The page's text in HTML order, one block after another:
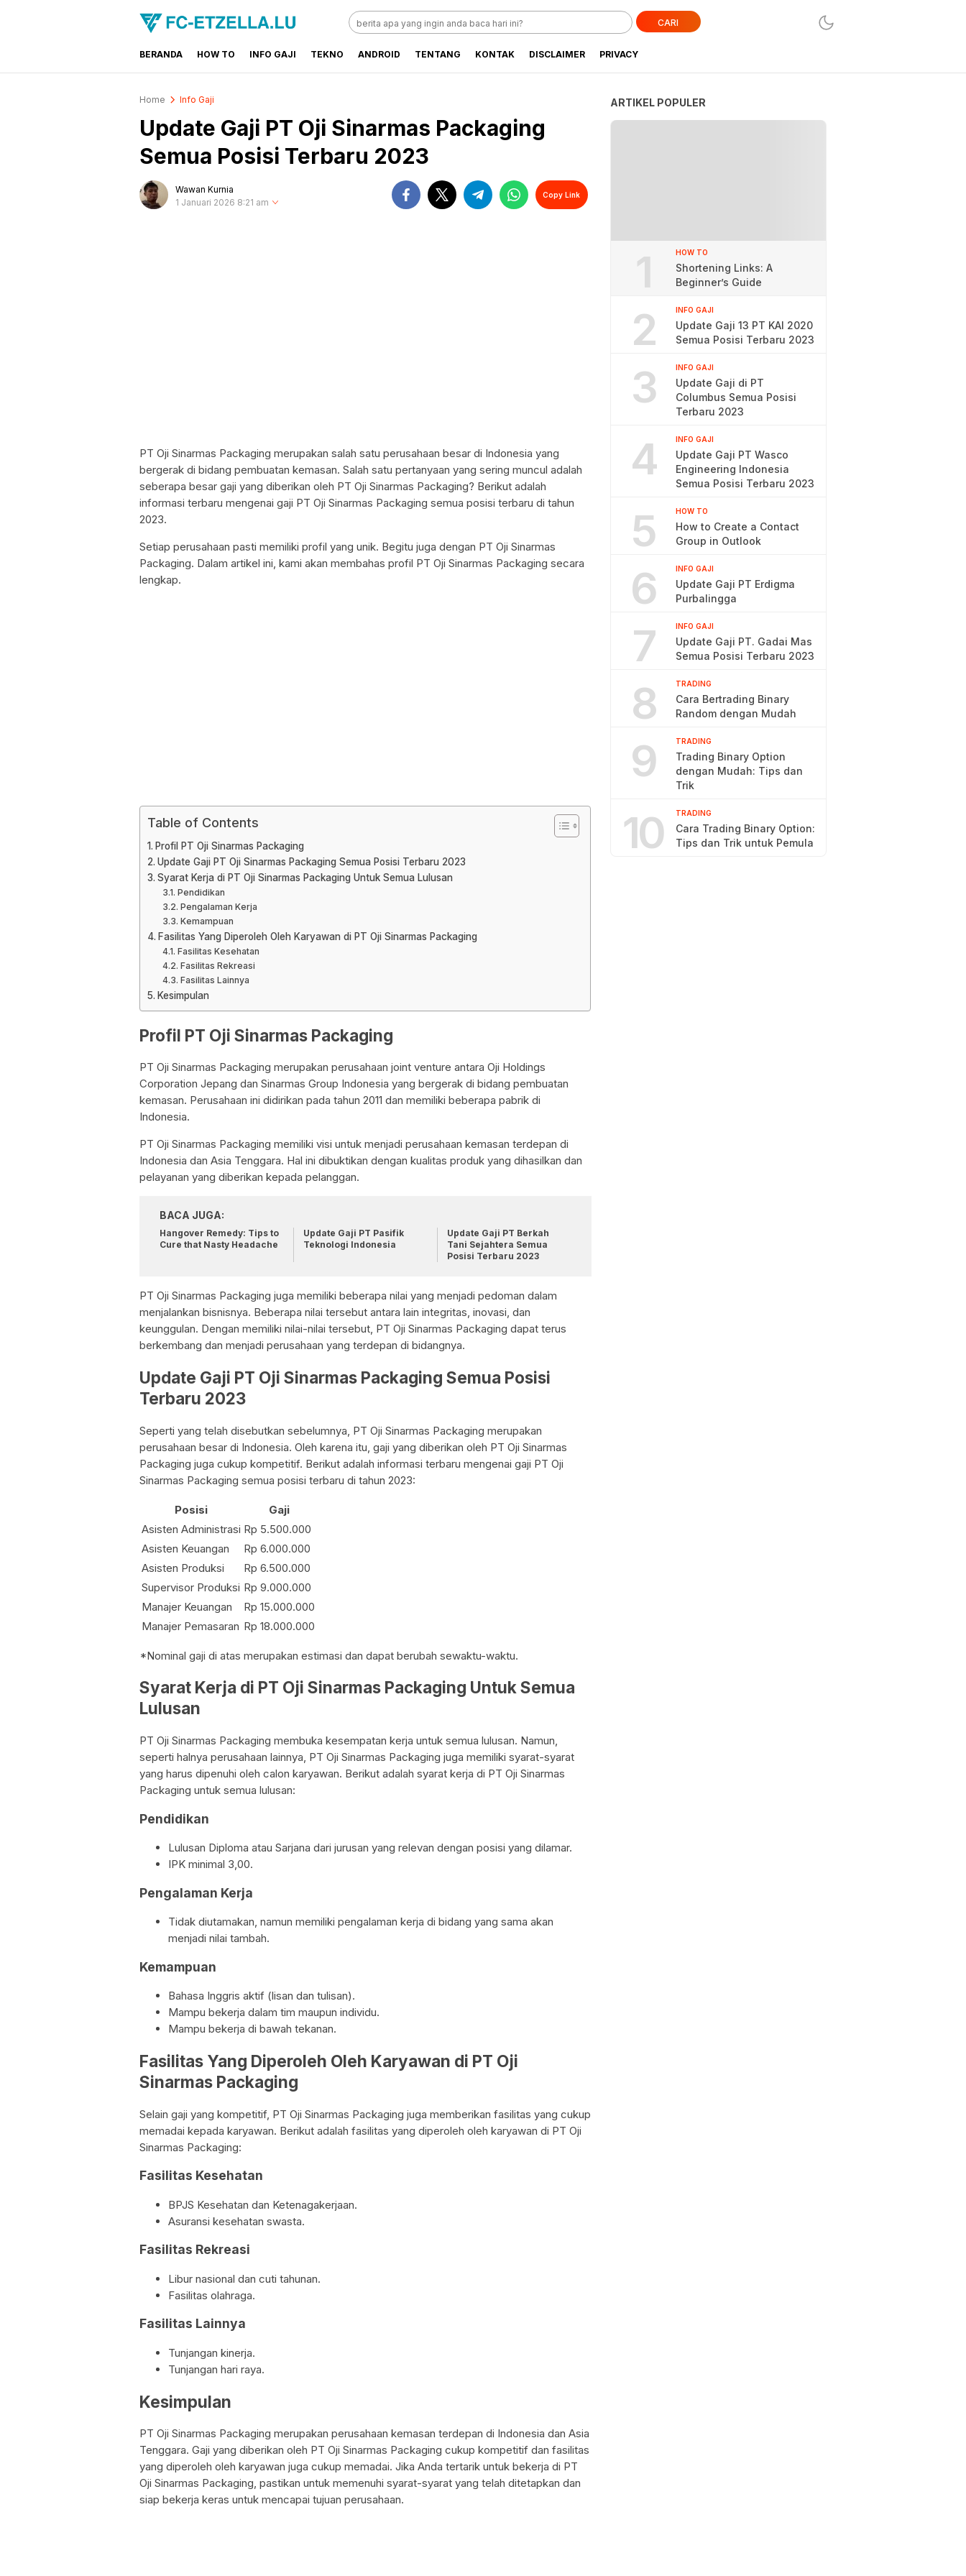
FC-ETZELLA.LU
Share & Learn The World
CARI
BERANDA HOW TO INFO GAJI TEKNO ANDROID TENTANG KONTAK DISCLAIMER PRIVACY
Home Info Gaji
Update Gaji PT Oji Sinarmas Packaging
Semua Posisi Terbaru 2023
Wawan Kurnia
1 Januari 2026 8:21 am
Copy Link
PT Oji Sinarmas Packaging merupakan salah satu perusahaan besar di Indonesia yang
bergerak di bidang pembuatan kemasan. Salah satu pertanyaan yang sering muncul adalah
seberapa besar gaji yang diberikan oleh PT Oji Sinarmas Packaging? Berikut adalah
informasi terbaru mengenai gaji PT Oji Sinarmas Packaging semua posisi terbaru di tahun
2023.
Setiap perusahaan pasti memiliki profil yang unik. Begitu juga dengan PT Oji Sinarmas
Packaging. Dalam artikel ini, kami akan membahas profil PT Oji Sinarmas Packaging secara
lengkap.
Table of Contents
Profil PT Oji Sinarmas Packaging
Update Gaji PT Oji Sinarmas Packaging Semua Posisi Terbaru 2023
Syarat Kerja di PT Oji Sinarmas Packaging Untuk Semua Lulusan
Pendidikan
Pengalaman Kerja
Kemampuan
Fasilitas Yang Diperoleh Oleh Karyawan di PT Oji Sinarmas Packaging
Fasilitas Kesehatan
Fasilitas Rekreasi
Fasilitas Lainnya
Kesimpulan
Profil PT Oji Sinarmas Packaging
PT Oji Sinarmas Packaging merupakan perusahaan joint venture antara Oji Holdings
Corporation Jepang dan Sinarmas Group Indonesia yang bergerak di bidang pembuatan
kemasan. Perusahaan ini didirikan pada tahun 2011 dan memiliki beberapa pabrik di
Indonesia.
PT Oji Sinarmas Packaging memiliki visi untuk menjadi perusahaan kemasan terdepan di
Indonesia dan Asia Tenggara. Hal ini dibuktikan dengan kualitas produk yang dihasilkan dan
pelayanan yang diberikan kepada pelanggan.
BACA JUGA:
Hangover Remedy: Tips to
Cure that Nasty Headache
Update Gaji PT Pasifik
Teknologi Indonesia
Update Gaji PT Berkah
Tani Sejahtera Semua
Posisi Terbaru 2023
PT Oji Sinarmas Packaging juga memiliki beberapa nilai yang menjadi pedoman dalam
menjalankan bisnisnya. Beberapa nilai tersebut antara lain integritas, inovasi, dan
keunggulan. Dengan memiliki nilai-nilai tersebut, PT Oji Sinarmas Packaging dapat terus
berkembang dan menjadi perusahaan yang terdepan di bidangnya.
Update Gaji PT Oji Sinarmas Packaging Semua Posisi
Terbaru 2023
Seperti yang telah disebutkan sebelumnya, PT Oji Sinarmas Packaging merupakan
perusahaan besar di Indonesia. Oleh karena itu, gaji yang diberikan oleh PT Oji Sinarmas
Packaging juga cukup kompetitif. Berikut adalah informasi terbaru mengenai gaji PT Oji
Sinarmas Packaging semua posisi terbaru di tahun 2023:
Posisi
Gaji
Asisten Administrasi Rp 5.500.000
Asisten Keuangan
Rp 6.000.000
Asisten Produksi
Rp 6.500.000
Supervisor Produksi Rp 9.000.000
Manajer Keuangan
Rp 15.000.000
Manajer Pemasaran Rp 18.000.000
*Nominal gaji di atas merupakan estimasi dan dapat berubah sewaktu-waktu.
Syarat Kerja di PT Oji Sinarmas Packaging Untuk Semua
Lulusan
PT Oji Sinarmas Packaging membuka kesempatan kerja untuk semua lulusan. Namun,
seperti halnya perusahaan lainnya, PT Oji Sinarmas Packaging juga memiliki syarat-syarat
yang harus dipenuhi oleh calon karyawan. Berikut adalah syarat kerja di PT Oji Sinarmas
Packaging untuk semua lulusan:
Pendidikan
Lulusan Diploma atau Sarjana dari jurusan yang relevan dengan posisi yang dilamar.
IPK minimal 3,00.
Pengalaman Kerja
Tidak diutamakan, namun memiliki pengalaman kerja di bidang yang sama akan
menjadi nilai tambah.
Kemampuan
Bahasa Inggris aktif (lisan dan tulisan).
Mampu bekerja dalam tim maupun individu.
Mampu bekerja di bawah tekanan.
Fasilitas Yang Diperoleh Oleh Karyawan di PT Oji
Sinarmas Packaging
Selain gaji yang kompetitif, PT Oji Sinarmas Packaging juga memberikan fasilitas yang cukup
memadai kepada karyawan. Berikut adalah fasilitas yang diperoleh oleh karyawan di PT Oji
Sinarmas Packaging:
Fasilitas Kesehatan
BPJS Kesehatan dan Ketenagakerjaan.
Asuransi kesehatan swasta.
Fasilitas Rekreasi
Libur nasional dan cuti tahunan.
Fasilitas olahraga.
Fasilitas Lainnya
Tunjangan kinerja.
Tunjangan hari raya.
Kesimpulan
PT Oji Sinarmas Packaging merupakan perusahaan kemasan terdepan di Indonesia dan Asia
Tenggara. Gaji yang diberikan oleh PT Oji Sinarmas Packaging cukup kompetitif dan fasilitas
yang diperoleh oleh karyawan juga cukup memadai. Jika Anda tertarik untuk bekerja di PT
Oji Sinarmas Packaging, pastikan untuk memenuhi syarat-syarat yang telah ditetapkan dan
siap bekerja keras untuk mencapai tujuan perusahaan.
ARTIKEL POPULER
1 HOW TO
Shortening Links: A
Beginner’s Guide
2 INFO GAJI
Update Gaji 13 PT KAI 2020
Semua Posisi Terbaru 2023
3 INFO GAJI
Update Gaji di PT
Columbus Semua Posisi
Terbaru 2023
4 INFO GAJI
Update Gaji PT Wasco
Engineering Indonesia
Semua Posisi Terbaru 2023
5 HOW TO
How to Create a Contact
Group in Outlook
6 INFO GAJI
Update Gaji PT Erdigma
Purbalingga
7 INFO GAJI
Update Gaji PT. Gadai Mas
Semua Posisi Terbaru 2023
8 TRADING
Cara Bertrading Binary
Random dengan Mudah
9 TRADING
Trading Binary Option
dengan Mudah: Tips dan
Trik
10 TRADING
Cara Trading Binary Option:
Tips dan Trik untuk Pemula